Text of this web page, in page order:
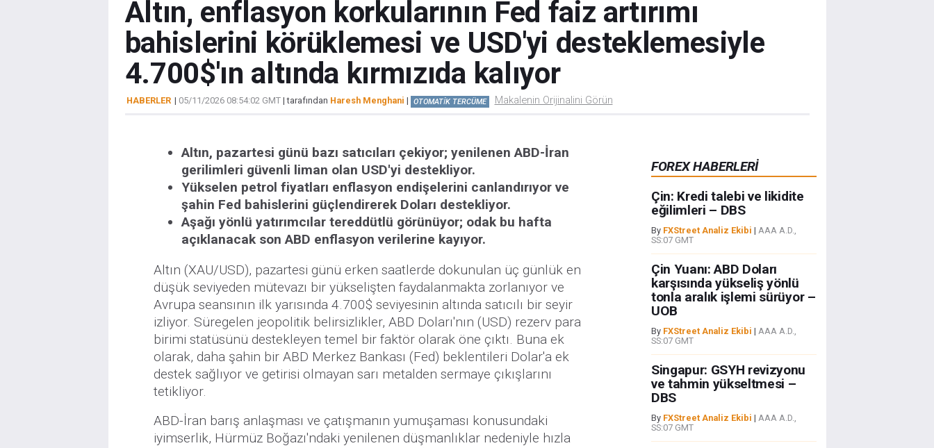
Altın, enflasyon korkularının Fed faiz artırımı
bahislerini körüklemesi ve USD'yi desteklemesiyle
4.700$'ın altında kırmızıda kalıyor
HABERLER | 05/11/2026 08:54:02 GMT| tarafından Haresh Menghani | OTOMATİK TERCÜME Makalenin Orijinalini Görün
Altın, pazartesi günü bazı satıcıları çekiyor; yenilenen ABD-İran
gerilimleri güvenli liman olan USD'yi destekliyor.
Yükselen petrol fiyatları enflasyon endişelerini canlandırıyor ve
şahin Fed bahislerini güçlendirerek Doları destekliyor.
Aşağı yönlü yatırımcılar tereddütlü görünüyor; odak bu hafta
açıklanacak son ABD enflasyon verilerine kayıyor.
Altın (XAU/USD), pazartesi günü erken saatlerde dokunulan üç günlük en
düşük seviyeden mütevazı bir yükselişten faydalanmakta zorlanıyor ve
Avrupa seansının ilk yarısında 4.700$ seviyesinin altında satıcılı bir seyir
izliyor. Süregelen jeopolitik belirsizlikler, ABD Doları'nın (USD) rezerv para
birimi statüsünü destekleyen temel bir faktör olarak öne çıktı. Buna ek
olarak, daha şahin bir ABD Merkez Bankası (Fed) beklentileri Dolar'a ek
destek sağlıyor ve getirisi olmayan sarı metalden sermaye çıkışlarını
tetikliyor.
ABD-İran barış anlaşması ve çatışmanın yumuşaması konusundaki
iyimserlik, Hürmüz Boğazı'ndaki yenilenen düşmanlıklar nedeniyle hızla
FOREX HABERLERİ
Çin: Kredi talebi ve likidite
eğilimleri – DBS
By FXStreet Analiz Ekibi | AAA A.D.,
SS:07 GMT
Çin Yuanı: ABD Doları
karşısında yükseliş yönlü
tonla aralık işlemi sürüyor –
UOB
By FXStreet Analiz Ekibi | AAA A.D.,
SS:07 GMT
Singapur: GSYH revizyonu
ve tahmin yükseltmesi –
DBS
By FXStreet Analiz Ekibi | AAA A.D.,
SS:07 GMT